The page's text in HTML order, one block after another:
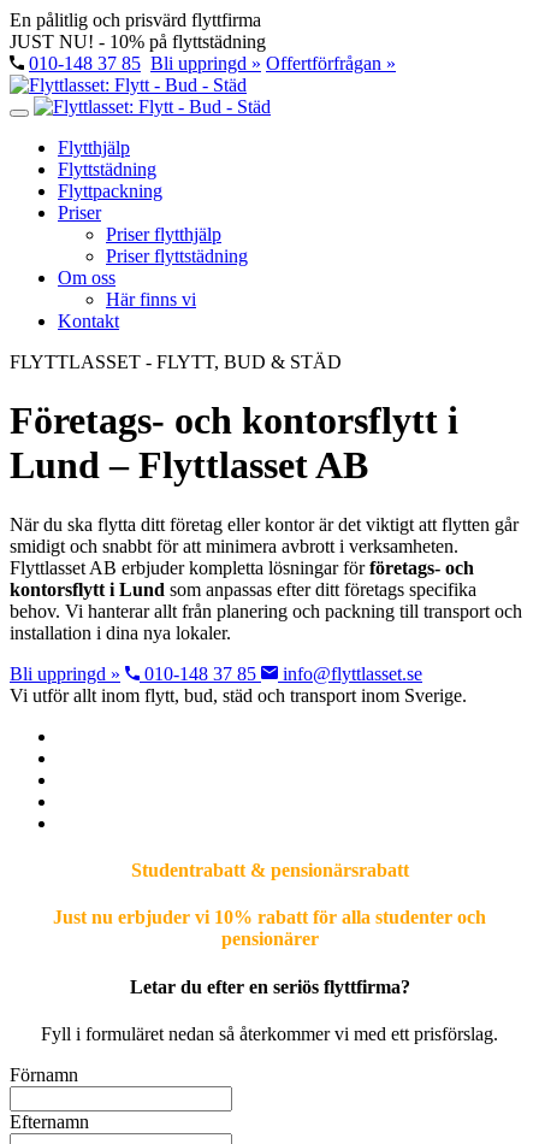
En pålitlig och prisvärd flyttfirma
JUST NU! - 10% på flyttstädning
010-148 37 85 Bli uppringd » Offertförfrågan »
Flytthjälp
Flyttstädning
Flyttpackning
Priser
Priser flytthjälp
Priser flyttstädning
Om oss
Här finns vi
Kontakt
FLYTTLASSET - FLYTT, BUD & STÄD
Företags- och kontorsflytt i
Lund – Flyttlasset AB
När du ska flytta ditt företag eller kontor är det viktigt att flytten går
smidigt och snabbt för att minimera avbrott i verksamheten.
Flyttlasset AB erbjuder kompletta lösningar förföretags- och
kontorsflytt i Lund som anpassas efter ditt företags specifika
behov. Vi hanterar allt från planering och packning till transport och
installation i dina nya lokaler.
Bli uppringd »
010-148 37 85
info@flyttlasset.se
Vi utför allt inom flytt, bud, städ och transport inom Sverige.
Studentrabatt & pensionärsrabatt
Just nu erbjuder vi 10% rabatt för alla studenter och
pensionärer
Letar du efter en seriös flyttfirma?
Fyll i formuläret nedan så återkommer vi med ett prisförslag.
Förnamn
Efternamn